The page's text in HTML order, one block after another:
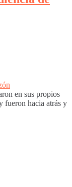
en sus propios
fueron hacia atrás y